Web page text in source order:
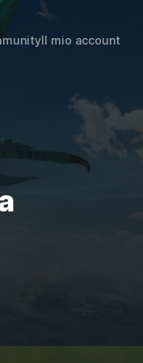
Il mio account